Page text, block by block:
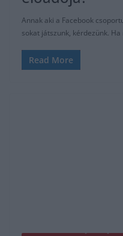
Annak aki a Facebook
sokat játszunk, kérdezünk.
Read More